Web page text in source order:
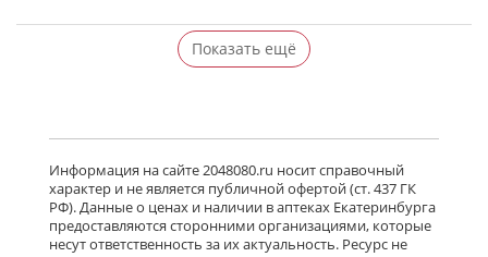
Показать ещё
Информация на сайте 2048080.ru носит справочный
характер и не является публичной офертой (ст. 437 ГК
РФ). Данные о ценах и наличии в аптеках Екатеринбурга
предоставляются сторонними организациями, которые
несут ответственность за их актуальность. Ресурс не